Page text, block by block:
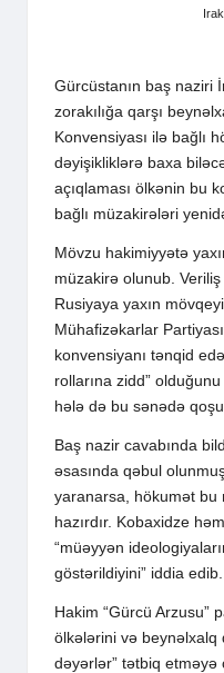
Gürcüstanın baş naziri
zorakılığa qarşı
Konvensiyası ilə bağlı
dəyişikliklərə baxa
açıqlaması ölkənin bu
bağlı müzakirələri
Mövzu hakimiyyətə
müzakirə olunub.
Rusiyaya yaxın
Mühafizəkarlar
konvensiyanı tənqid
rollarına zidd”
hələ də bu sənədə
Baş nazir cavabında
əsasında qəbul
yaranarsa, hökumət bu
hazırdır. Kobaxidze
“müəyyən
göstərildiyini” iddia edib.
Hakim “Gürcü Arzusu”
ölkələrini və beynəlxalq
dəyərlər” tətbiq etməyə